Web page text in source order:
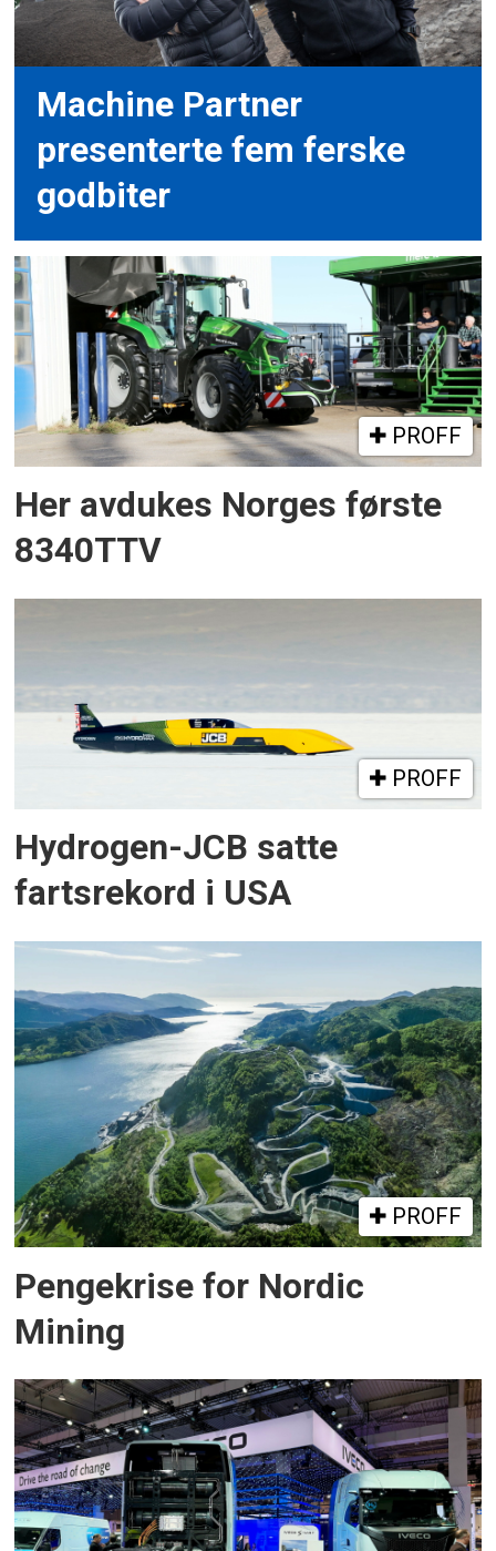
Machine Partner
presenterte fem ferske
godbiter
PROFF
Her avdukes Norges første
8340TTV
PROFF
Hydrogen-JCB satte
fartsrekord i USA
PROFF
Pengekrise for Nordic
Mining